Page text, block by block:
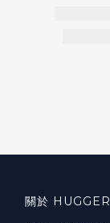
關於 HUGGER